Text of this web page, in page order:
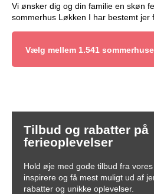
Vi ønsker dig og din familie en skøn
sommerhus Løkken I har bestemt jer
Vælg mellem 1.541 sommerhuse
Tilbud og rabatter på
ferieoplevelser
Hold øje med gode tilbud fra
inspirere og få mest muligt ud af
rabatter og unikke oplevelser.